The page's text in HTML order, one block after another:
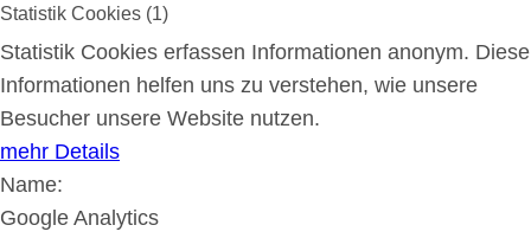
Statistik Cookies (1)
Statistik Cookies erfassen Informationen anonym. Diese
Informationen helfen uns zu verstehen, wie unsere
Besucher unsere Website nutzen.
mehr Details
Name:
Google Analytics